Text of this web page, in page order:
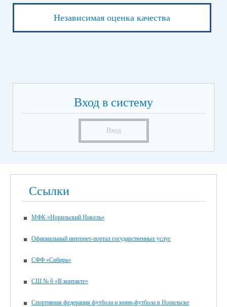
Независимая оценка качества
Вход в систему
Вход
Ссылки
МФК «Норильский Никель»
Официальный интернет-портал государственных услуг
СФФ «Сибирь»
СШ № 6 «В контакте»
Спортивная федерация футбола и мини-футбола в Норильске